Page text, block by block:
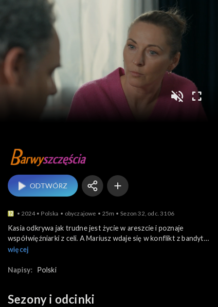
Barwy szczęścia
ODTWÓRZ
2024 Polska obyczajowe 25m Sezon 32, odc. 3106
Kasia odkrywa jak trudne jest życie w areszcie i poznaje
współwięźniarki z celi. A Mariusz wdaje się w konflikt z bandytą,
który od początku okazuje mu niechęć. Łukasz zwraca się z
całą sytuację Ksaweremu.
więcej
Napisy: Polski
Sezony i odcinki